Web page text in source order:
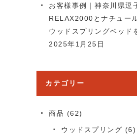
お客様事例｜神奈川県逗
RELAX2000とナチュー
ウッドスプリングベッド
2025年1月25日
カテゴリー
商品 (62)
ウッドスプリング (6)